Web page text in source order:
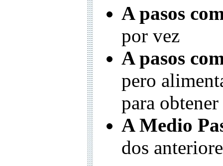
A pasos
por vez
A pasos
pero
para
A Medio
dos